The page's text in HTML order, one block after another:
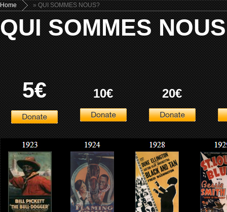
Home » QUI SOMMES NOUS?
QUI SOMMES
5€ 10€ 20€